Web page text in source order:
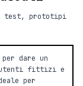
test, prototipi
dare un
utenti fittizi e
per